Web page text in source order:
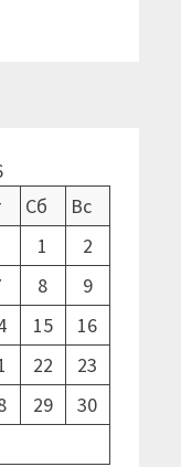
Сб
Вс
1
2
8
9
15
16
22
23
29
30